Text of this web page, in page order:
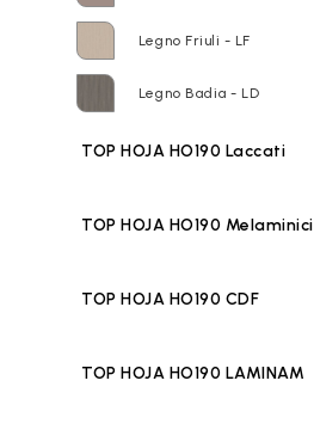
Legno Friuli - LF
Legno Badia - LD
TOP HOJA HO190 Laccati
TOP HOJA HO190 Melaminici
TOP HOJA HO190 CDF
TOP HOJA HO190 LAMINAM